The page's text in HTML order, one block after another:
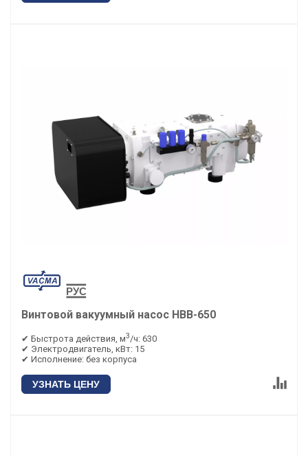
Винтовой вакуумный насос НВВ-650
✔ Быстрота действия, м3/ч: 630
✔ Электродвигатель, кВт: 15
✔ Исполнение: без корпуса
УЗНАТЬ ЦЕНУ